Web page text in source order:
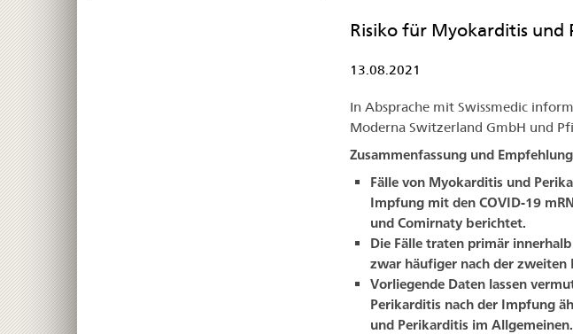
Risiko für Myokarditis und
13.08.2021
In Absprache mit Swissmedic
Moderna Switzerland GmbH und
Zusammenfassung und
Fälle von Myokarditis und
Impfung mit den COVID-19
und Comirnaty berichtet.
Die Fälle traten primär
zwar häufiger nach der zweiten
Vorliegende Daten lassen
Perikarditis nach der Impfung
und Perikarditis im Allgemeinen.